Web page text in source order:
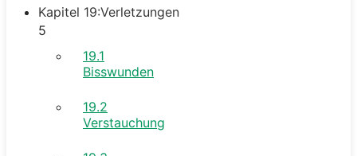
Kapitel 19:Verletzungen
5
19.1
Bisswunden
19.2
Verstauchung